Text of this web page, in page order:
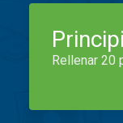
Rellenar 20